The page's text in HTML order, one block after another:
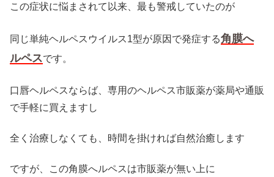
この症状に悩まされて以来、最も警戒していたのが
同じ単純ヘルペスウイルス1型が原因で発症する角膜へ
ルペスです。
口唇ヘルペスならば、専用のヘルペス市販薬が薬局や通販
で手軽に買えますし
全く治療しなくても、時間を掛ければ自然治癒します
ですが、この角膜へルペスは市販薬が無い上に